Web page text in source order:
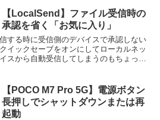
をボタンからジェスチャーに変更してス
ワイプで操作できるようにしてみましょ
う。
【LocalSend】ファイル受信時の
承認を省く「お気に入り」
する時に受信側のデバイスで承認しない
イックセーブをオンにしてローカルネッ
スから自動受信してしまうのもちょっ
【POCO M7 Pro 5G】電源ボタン
長押しでシャットダウンまたは再
起動